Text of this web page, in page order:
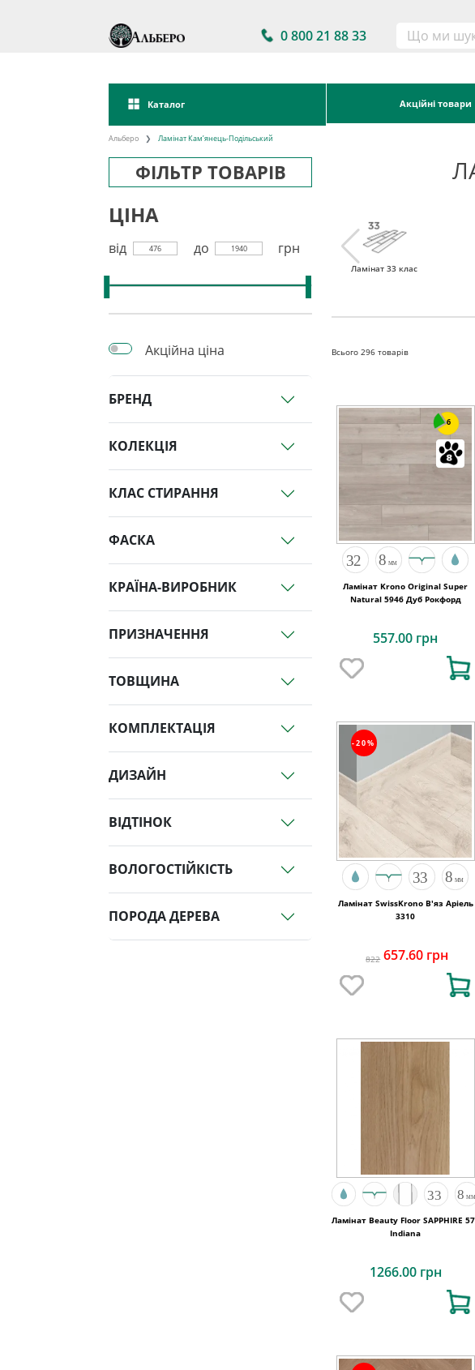
0 800 21 88 33
Каталог Акційні товари
Альберо Ламінат Кам’янець-Подільський
ФІЛЬТР ТОВАРІВ
ЦІНА
від 476 до 1940 грн
Акційна ціна
БРЕНД
КОЛЕКЦІЯ
КЛАС СТИРАННЯ
ФАСКА
КРАЇНА-ВИРОБНИК
ПРИЗНАЧЕННЯ
ТОВЩИНА
КОМПЛЕКТАЦІЯ
ДИЗАЙН
ВІДТІНОК
ВОЛОГОСТІЙКІСТЬ
ПОРОДА ДЕРЕВА
Ламінат 33 клас
Всього296 товарів
6
Ламінат Krono Original Super
Natural 5946 Дуб Рокфорд
557.00 грн
-20%
Ламінат SwissKrono В'яз Аріель
3310
822 657.60 грн
Ламінат Beauty Floor SAPPHIRE
Indiana
1266.00 грн